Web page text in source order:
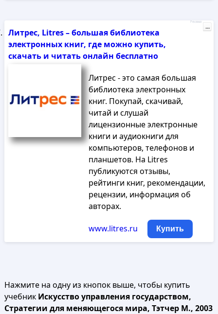
Литрес, Litres – большая библиотека
электронных книг, где можно купить,
скачать и читать онлайн бесплатно
Литрес - это самая большая
библиотека электронных
книг. Покупай, скачивай,
читай и слушай
лицензионные электронные
книги и аудиокниги для
компьютеров, телефонов и
планшетов. На Litres
публикуются отзывы,
рейтинги книг, рекомендации,
рецензии, информация об
авторах.
www.litres.ru Купить
Реклама
...
Нажмите на одну из кнопок выше, чтобы купить
учебник Искусство управления государством,
Стратегии для меняющегося мира, Тэтчер М., 2003